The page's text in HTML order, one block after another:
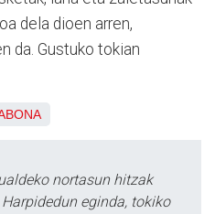
dela dioen arren,
da. Gustuko tokian
nortasun hitzak
eginda, tokiko